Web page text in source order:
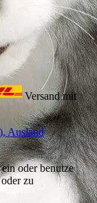
Versand mit
Ausland
oder benutze
zu